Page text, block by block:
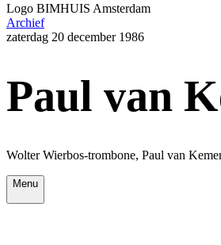
Logo BIMHUIS Amsterdam
Archief
zaterdag 20 december 1986
Paul van
Wolter Wierbos-trombone, Paul van
Menu